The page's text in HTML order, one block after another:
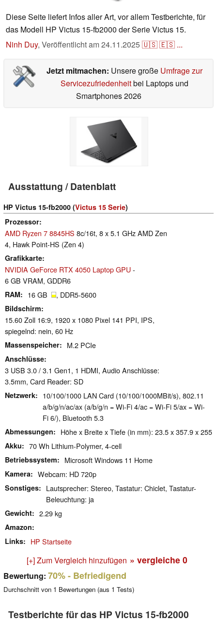
Diese Seite liefert Infos aller Art, vor allem Testberichte, für
das Modell HP Victus 15-fb2000 der Serie Victus 15.
Ninh Duy, Veröffentlicht am24.11.2025🇺🇸🇪🇸 ...
Jetzt mitmachen: Unsere große Umfrage zur
Servicezufriedenheitbei Laptops und
Smartphones 2026
Ausstattung / Datenblatt
HP Victus 15-fb2000 (Victus 15 Serie)
Prozessor
AMD Ryzen 7 8845HS 8c/16t, 8 x 5.1 GHz AMD Zen
4, Hawk Point-HS (Zen 4)
Grafikkarte
NVIDIA GeForce RTX 4050 Laptop GPU-
6 GB VRAM, GDDR6
RAM 16 GB , DDR5-5600
Bildschirm
15.60 Zoll 16:9, 1920 x 1080 Pixel 141 PPI, IPS,
spiegelnd: nein, 60 Hz
Massenspeicher M.2 PCIe
Anschlüsse
3 USB 3.0 / 3.1 Gen1, 1 HDMI, Audio Anschlüsse:
3.5mm, Card Reader: SD
Netzwerk
10/100/1000 LAN Card (10/100/1000MBit/s), 802.11
a/b/g/n/ac/ax (a/b/g/n = Wi-Fi 4/ac = Wi-Fi 5/ax = Wi-
Fi 6/), Bluetooth 5.3
Abmessungen Höhe x Breite x Tiefe (in mm): 23.5 x 357.9 x 255
Akku 70 Wh Lithium-Polymer, 4-cell
Betriebssystem Microsoft Windows 11 Home
Kamera Webcam: HD 720p
Sonstiges
Lautsprecher: Stereo, Tastatur: Chiclet, Tastatur-
Beleuchtung: ja
Gewicht 2.29 kg
Amazon
Links
HP Startseite
[+] Zum Vergleich hinzufügen » vergleiche 0
Bewertung: 70%- Befriedigend
Durchschnitt von 1 Bewertungen (aus 1 Tests)
Testberichte für das HP Victus 15-fb2000